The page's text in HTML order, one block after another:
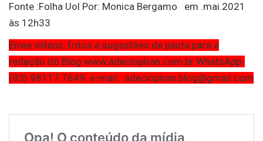
Fonte :Folha Uol Por: Monica Bergamo em .mai.2021
às 12h33
Envie vídeos, fotos e sugestões de pauta para a
redação do Blog www.adeciopiran.com.br WhatsApp-
(93) 98117 7649. e-mail: adeciopiran.blog@gmail.com